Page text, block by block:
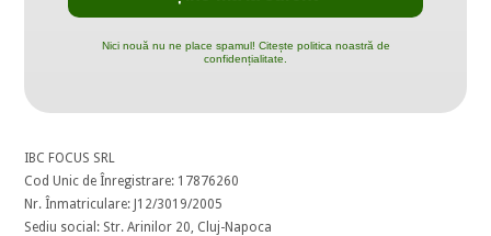
Nici nouă nu ne place spamul! Citește politica noastră de
confidențialitate.
IBC FOCUS SRL
Cod Unic de Înregistrare: 17876260
Nr. Înmatriculare: J12/3019/2005
Sediu social: Str. Arinilor 20, Cluj-Napoca